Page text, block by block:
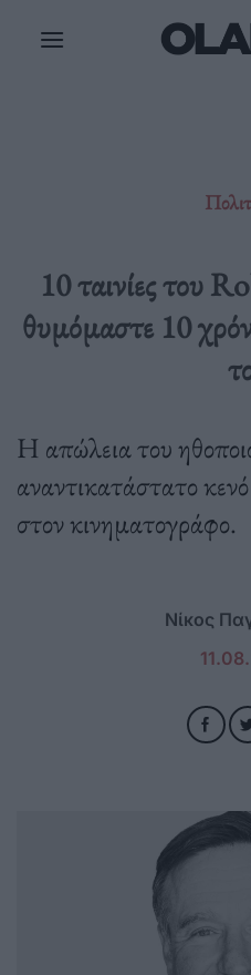
10 ταινίες του
θυμόμαστε 10
H απώλεια του
αναντικατάστατο
στον κινηματογράφο.
Νίκος